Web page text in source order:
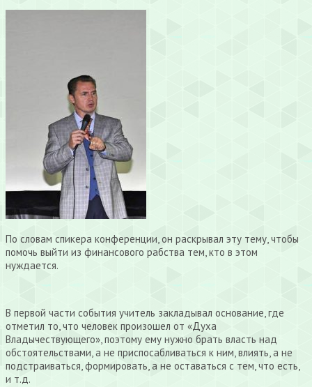
По словам спикера конференции, он раскрывал эту тему, чтобы
помочь выйти из финансового рабства тем, кто в этом
нуждается.
В первой части события учитель закладывал основание, где
отметил то, что человек произошел от «Духа
Владычествующего», поэтому ему нужно брать власть над
обстоятельствами, а не приспосабливаться к ним, влиять, а не
подстраиваться, формировать, а не оставаться с тем, что есть,
и т.д.